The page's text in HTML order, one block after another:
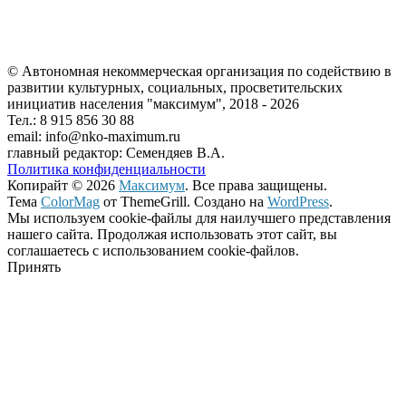
© Автономная некоммерческая организация по содействию в
развитии культурных, социальных, просветительских
инициатив населения "максимум", 2018 - 2026
Тел.: 8 915 856 30 88
email: info@nko-maximum.ru
главный редактор: Семендяев В.А.
Политика конфиденциальности
Копирайт © 2026 Максимум. Все права защищены.
Тема ColorMag от ThemeGrill. Создано на WordPress.
Мы используем cookie-файлы для наилучшего представления
нашего сайта. Продолжая использовать этот сайт, вы
соглашаетесь с использованием cookie-файлов.
Принять